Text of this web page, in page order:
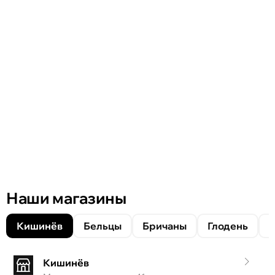
Наши магазины
Кишинёв Бельцы Бричаны Глодень
Кишинёв